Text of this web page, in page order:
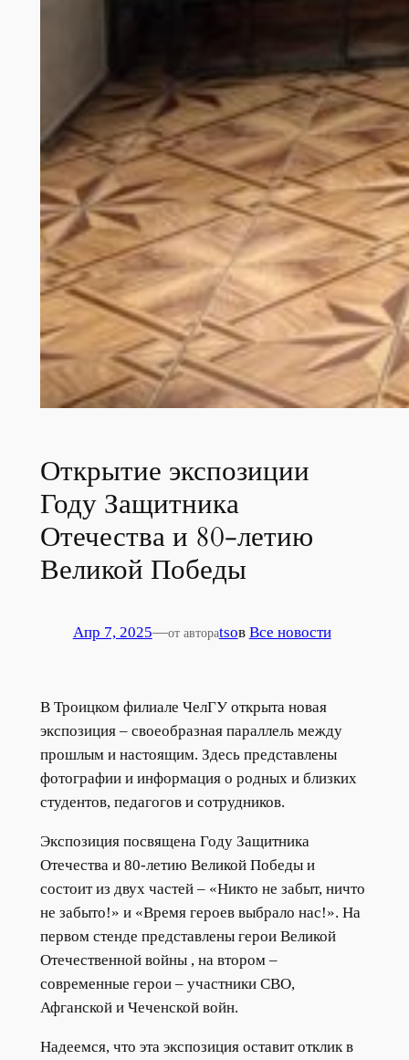
Открытие экспозиции
Году Защитника
Отечества и 80-летию
Великой Победы
Апр 7, 2025—от автораtsoв Все новости
В Троицком филиале ЧелГУ открыта новая
экспозиция – своеобразная параллель между
прошлым и настоящим. Здесь представлены
фотографии и информация о родных и близких
студентов, педагогов и сотрудников.
Экспозиция посвящена Году Защитника
Отечества и 80-летию Великой Победы и
состоит из двух частей – «Никто не забыт, ничто
не забыто!» и «Время героев выбрало нас!». На
первом стенде представлены герои Великой
Отечественной войны , на втором –
современные герои – участники СВО,
Афганской и Чеченской войн.
Надеемся, что эта экспозиция оставит отклик в